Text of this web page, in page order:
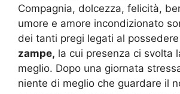
Compagnia, dolcezza, felicità,
umore e amore incondizionato
dei tanti pregi legati al possedere
zampe, la cui presenza ci svolta
meglio. Dopo una giornata
niente di meglio che guardare il